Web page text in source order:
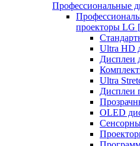
Профессиональные
проекторы LG
Ultra HD
Дисплеи
Ultra
Дисплеи
OLED